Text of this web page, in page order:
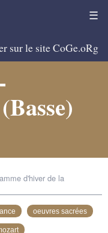
☰
d'hiver de la
oeuvres sacrées